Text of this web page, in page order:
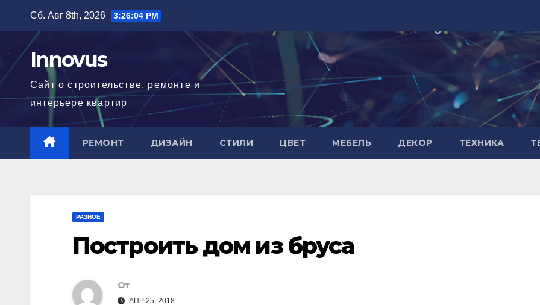
содержимому
Сб. Авг 8th, 2026 3:26:04 PM
Innovus
Сайт о строительстве, ремонте и
интерьере квартир
РЕМОНТ ДИЗАЙН СТИЛИ ЦВЕТ МЕБЕЛЬ ДЕКОР ТЕХНИКА
РАЗНОЕ
Построить дом из бруса
От
АПР 25, 2018